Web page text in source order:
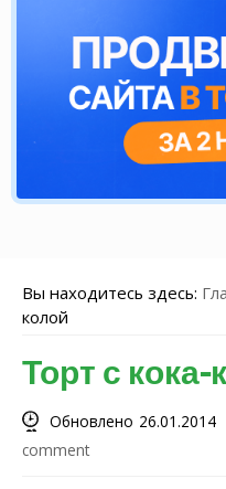
Вы находитесь здесь:
колой
Торт с кока-
Обновлено 26.01.2014
comment